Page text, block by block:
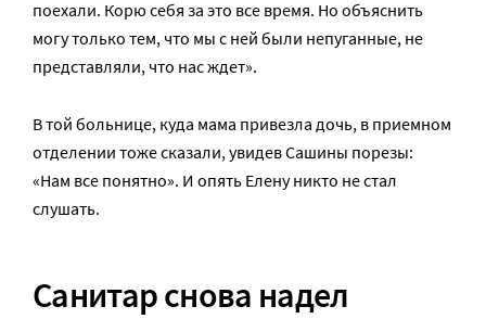
поехали. Корю себя за это все время. Но объяснить
могу только тем, что мы с ней были непуганные, не
представляли, что нас ждет».
В той больнице, куда мама привезла дочь, в приемном
отделении тоже сказали, увидев Сашины порезы:
«Нам все понятно». И опять Елену никто не стал
слушать.
Санитар снова надел